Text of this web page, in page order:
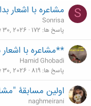
S مشاعره با اشعار
Sonrisa
پاسخ ها 172
30, 2026
**مشاعره با
Hamid Ghobadi
پاسخ ها 819
30, 2026
اولین مسابقۀ
naghmeirani